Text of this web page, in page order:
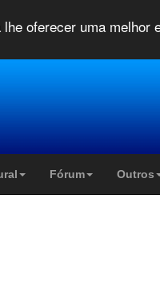
oferecer uma
Fórum Outros